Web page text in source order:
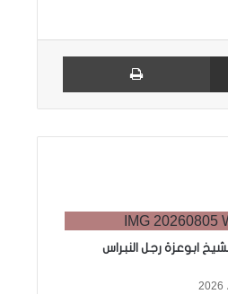
مشاركة عبر البريد طباعة
ابوعزة رجل النبراس